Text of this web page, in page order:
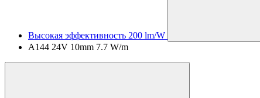
Высокая эффективность 200 lm/W
A144 24V 10mm 7.7 W/m